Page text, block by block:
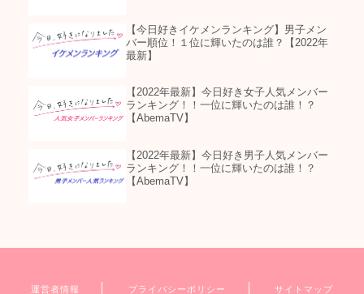
【今日好きイケメンランキング】男子メン
バー順位！１位に輝いたのは誰？【2022年
最新】
【2022年最新】今日好き女子人気メンバー
ランキング！！一位に輝いたのは誰！？
【AbemaTV】
【2022年最新】今日好き男子人気メンバー
ランキング！！一位に輝いたのは誰！？
【AbemaTV】
運営者情報 プライバシーポリシー サイトマップ